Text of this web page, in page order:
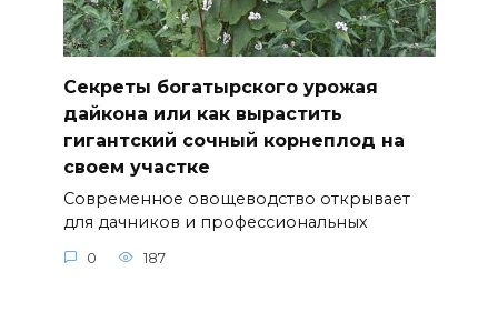
Секреты богатырского урожая
дайкона или как вырастить
гигантский сочный корнеплод на
своем участке
Современное овощеводство открывает
для дачников и профессиональных
0 187